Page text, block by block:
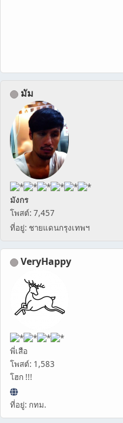
มัม
มังกร
โพสต์: 7,457
ที่อยู่: ชายแดนกรุงเทพฯ
VeryHappy
พี่เสือ
โพสต์: 1,583
โฮก !!!
ที่อยู่: กทม.